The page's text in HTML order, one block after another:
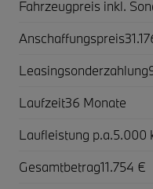
Fahrzeugpreis inkl.
Anschaffungspreis
Leasingsonderzahlung
Laufzeit36 Monate
Laufleistung p.a.5.000
Gesamtbetrag11.754 €